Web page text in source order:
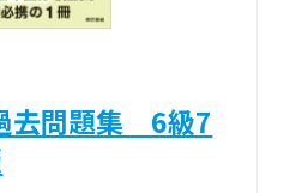
去問題集 6級7